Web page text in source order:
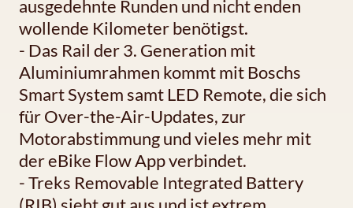
ausgedehnte Runden und nicht enden
wollende Kilometer benötigst.
- Das Rail der 3. Generation mit
Aluminiumrahmen kommt mit Boschs
Smart System samt LED Remote, die sich
für Over-the-Air-Updates, zur
Motorabstimmung und vieles mehr mit
der eBike Flow App verbindet.
- Treks Removable Integrated Battery